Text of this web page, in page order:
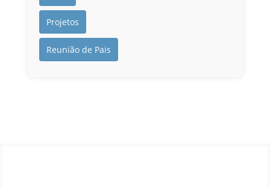
Projetos
Reunião de Pais